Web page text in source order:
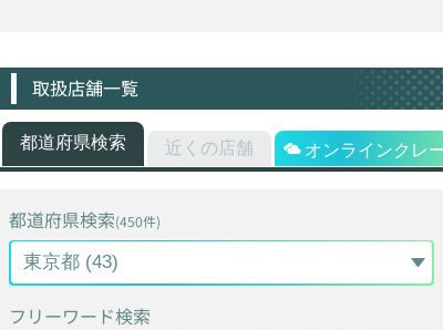
取扱店舗一覧
都道府県検索 近くの店舗 オンラインクレー
都道府県検索(450件)
フリーワード検索